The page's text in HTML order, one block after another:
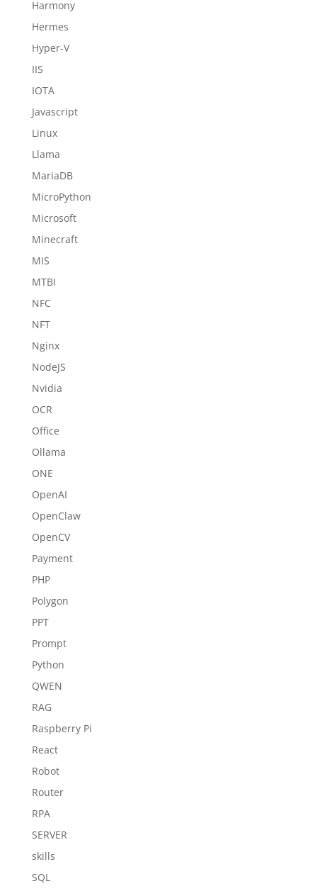
Harmony
Hermes
Hyper-V
IIS
IOTA
Javascript
Linux
Llama
MariaDB
MicroPython
Microsoft
Minecraft
MIS
MTBI
NFC
NFT
Nginx
NodeJS
Nvidia
OCR
Office
Ollama
ONE
OpenAI
OpenClaw
OpenCV
Payment
PHP
Polygon
PPT
Prompt
Python
QWEN
RAG
Raspberry Pi
React
Robot
Router
RPA
SERVER
skills
SQL